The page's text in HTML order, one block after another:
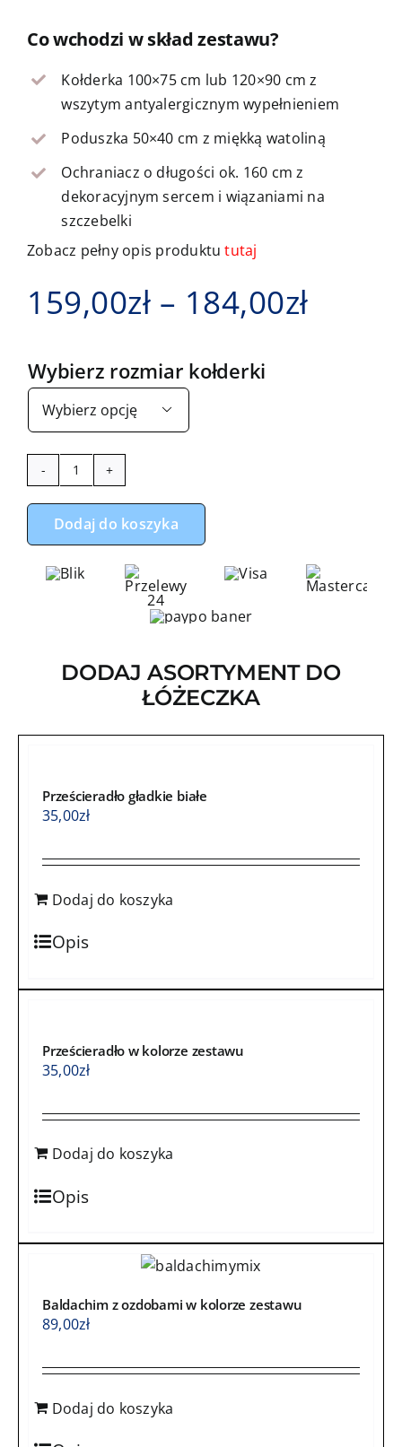
Co wchodzi w skład zestawu?
Kołderka 100×75 cm lub 120×90 cm z
wszytym antyalergicznym wypełnieniem
Poduszka 50×40 cm z miękką watoliną
Ochraniacz o długości ok. 160 cm z
dekoracyjnym sercem i wiązaniami na
szczebelki
Zobacz pełny opis produktututaj
159,00zł – 184,00zł
Wybierz rozmiar kołderki

ilość
Zestaw
do
z
ochraniaczem
sarenka
Dodaj do koszyka
DODAJ ASORTYMENT DO
ŁÓŻECZKA
Prześcieradło gładkie białe
35,00zł
Dodaj do koszyka
Opis
Prześcieradło w kolorze zestawu
35,00zł
Dodaj do koszyka
Opis
Baldachim z ozdobami w kolorze zestawu
89,00zł
Dodaj do koszyka